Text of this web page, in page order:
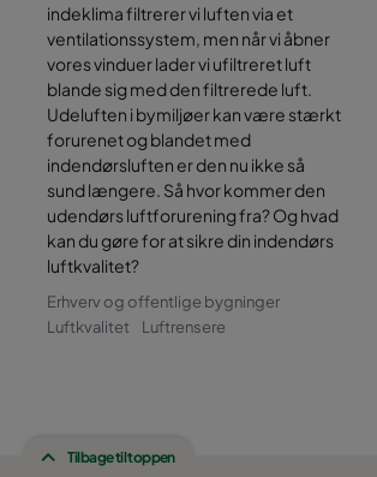
indeklima filtrerer vi luften via et
ventilationssystem, men når vi åbner
vores vinduer lader vi ufiltreret luft
blande sig med den filtrerede luft.
Udeluften i bymiljøer kan være stærkt
forurenet og blandet med
indendørsluften er den nu ikke så
sund længere. Så hvor kommer den
udendørs luftforurening fra? Og hvad
kan du gøre for at sikre din indendørs
luftkvalitet?
Erhverv og offentlige bygninger
Luftkvalitet
Luftrensere
Tilbage til toppen